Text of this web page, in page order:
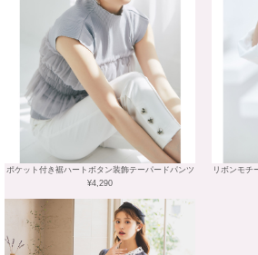
ポケット付き裾ハートボタン装飾テーパードパンツ
¥4,290
リボンモチ